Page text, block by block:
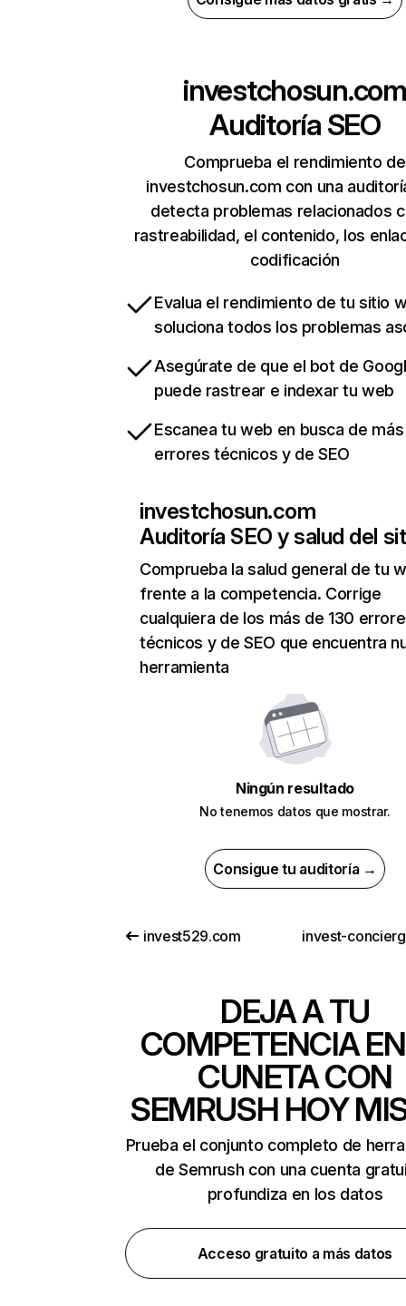
investchosun.com
Auditoría SEO
Comprueba el rendimiento de
investchosun.com con una
detecta problemas relacionados
rastreabilidad, el contenido, los
codificación
Evalua el rendimiento de tu sitio
soluciona todos los problemas
Asegúrate de que el bot de
puede rastrear e indexar tu web
Escanea tu web en busca de
errores técnicos y de SEO
investchosun.com
Auditoría SEO y salud del
Comprueba la salud general de tu
frente a la competencia. Corrige
cualquiera de los más de 130
técnicos y de SEO que encuentra
herramienta
Ningún resultado
No tenemos datos que mostrar.
Consigue tu auditoría →
invest529.com invest-
DEJA A TU
COMPETENCIA
CUNETA CON
SEMRUSH HOY
Prueba el conjunto completo de
de Semrush con una cuenta
profundiza en los datos
Acceso gratuito a más datos